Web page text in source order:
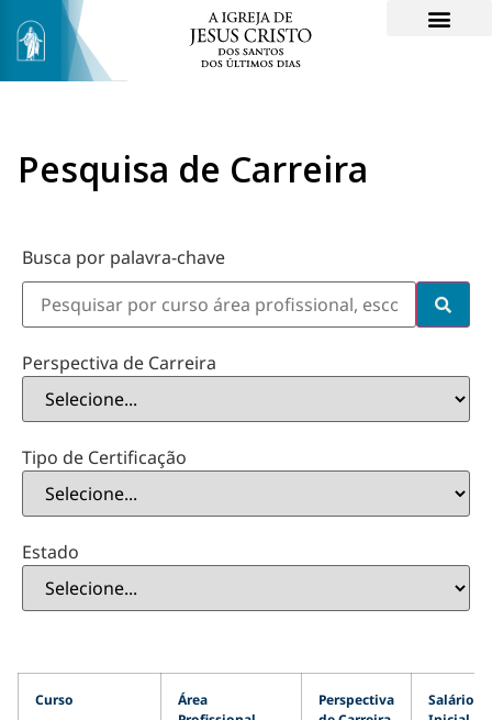
Pesquisa de Carreira
Busca por palavra-chave
Perspectiva de Carreira
Tipo de Certificação
Estado
Curso
Área
Perspectiva
Salário